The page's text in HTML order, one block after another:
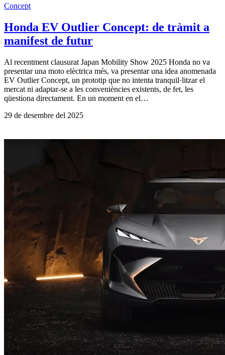
Concept
Honda EV Outlier Concept: de tràmit a
manifest de futur
Al recentment clausurat Japan Mobility Show 2025 Honda no va
presentar una moto elèctrica més, va presentar una idea anomenada
EV Outlier Concept, un prototip que no intenta tranquil·litzar el
mercat ni adaptar-se a les conveniències existents, de fet, les
qüestiona directament. En un moment en el…
29 de desembre del 2025